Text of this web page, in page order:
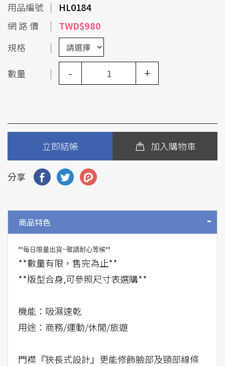
用品編號
HL0184
網 路 價
TWD$980
規格
數量
- +
立即結帳 加入購物車
分享
商品特色
**每日限量出貨~敬請耐心等候**
**數量有限，售完為止**
**版型合身,可參照尺寸表選購**
機能：吸濕速乾
用途：商務/運動/休閒/旅遊
門襟『狹長式設計』更能修飾臉部及頸部線條